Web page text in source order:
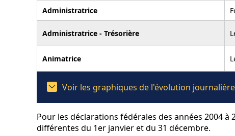
Administratrice
Administratrice - Trésorière
Animatrice
Voir les graphiques de l'évolution
Pour les déclarations fédérales des années 2004
différentes du 1er janvier et du 31 décembre.